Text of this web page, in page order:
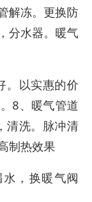
解冻。更换防
分水器。暖气
。以实惠的价
8、暖气管道
清洗。脉冲清
制热效果
，换暖气阀